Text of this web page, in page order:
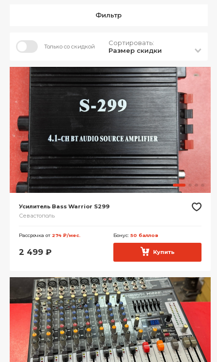
Фильтр
Только со скидкой
Сортировать:
Размер скидки
Усилитель Bass Warrior S299
Севастополь
Рассрочка от 274 ₽/мес. Бонус: 50 баллов
2 499 ₽ Купить